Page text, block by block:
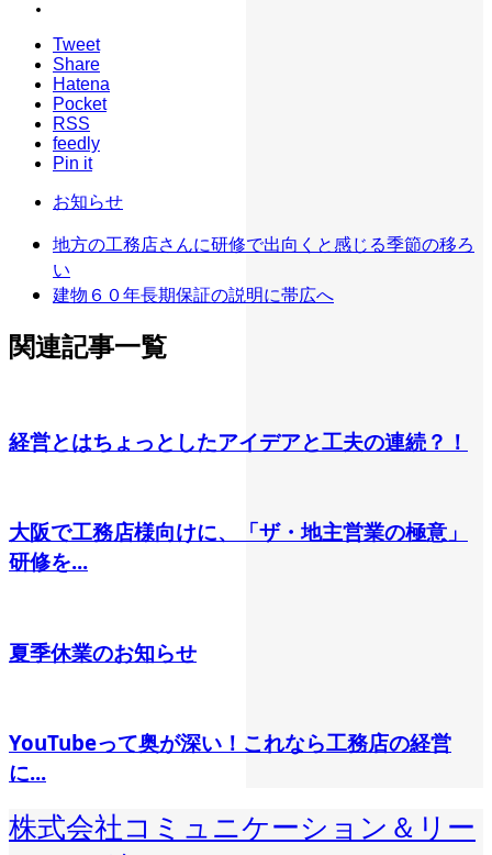
Tweet
Share
Hatena
Pocket
RSS
feedly
Pin it
お知らせ
地方の工務店さんに研修で出向くと感じる季節の移ろ
い
建物６０年長期保証の説明に帯広へ
関連記事一覧
経営とはちょっとしたアイデアと工夫の連続？！
大阪で工務店様向けに、「ザ・地主営業の極意」
研修を...
夏季休業のお知らせ
YouTubeって奥が深い！これなら工務店の経営
に...
株式会社コミュニケーション＆リー